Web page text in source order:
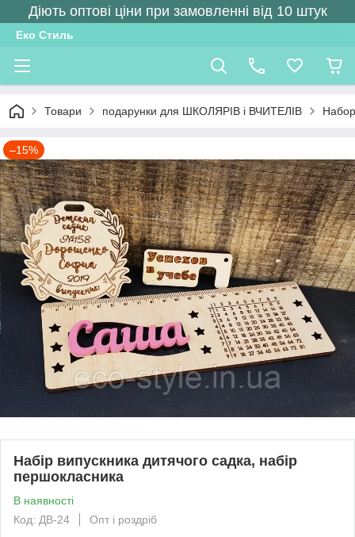
Діють оптові ціни при замовленні від 10 штук
Еко Стиль
Товари подарунки для ШКОЛЯРІВ і ВЧИТЕЛІВ
–15%
Набір випускника дитячого садка, набір
першокласника
В наявності
Код: ДВ-24
Опт і роздріб